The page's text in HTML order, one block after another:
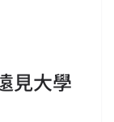
見大學